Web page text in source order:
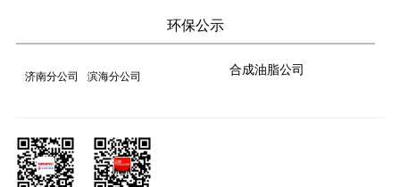
环保公示
合成油脂公司
济南分公司 滨海分公司